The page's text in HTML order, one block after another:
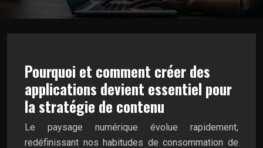
Pourquoi et comment créer des
applications devient essentiel pour
la stratégie de contenu
Le paysage numérique évolue rapidement,
redéfinissant nos habitudes de consommation de